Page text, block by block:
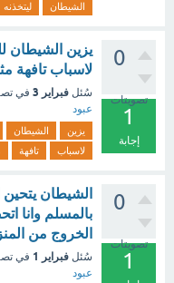
الشيطان
ليتخذنه
0
تصويتات
1
إجابة
يزين الشيطان
لاسباب تافهة
سُئل فبراير 3 في
عبود
يزين الشيطان
لاسباب
تافهة
0
تصويتات
1
الشيطان يتحين
بالمسلم وانا
الخروج من
سُئل فبراير 1 في
عبود